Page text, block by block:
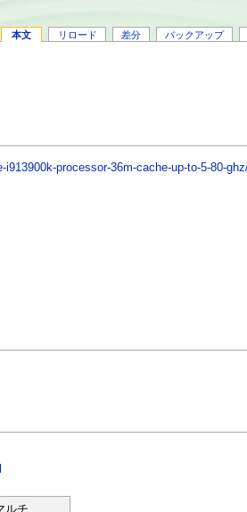
本文 リロード 差分 バックアップ
processor-36m-cache-up-to-5-80-
ルチ